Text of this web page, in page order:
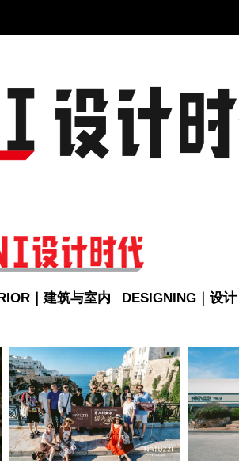
｜建筑与室内 DESIGNING｜设计